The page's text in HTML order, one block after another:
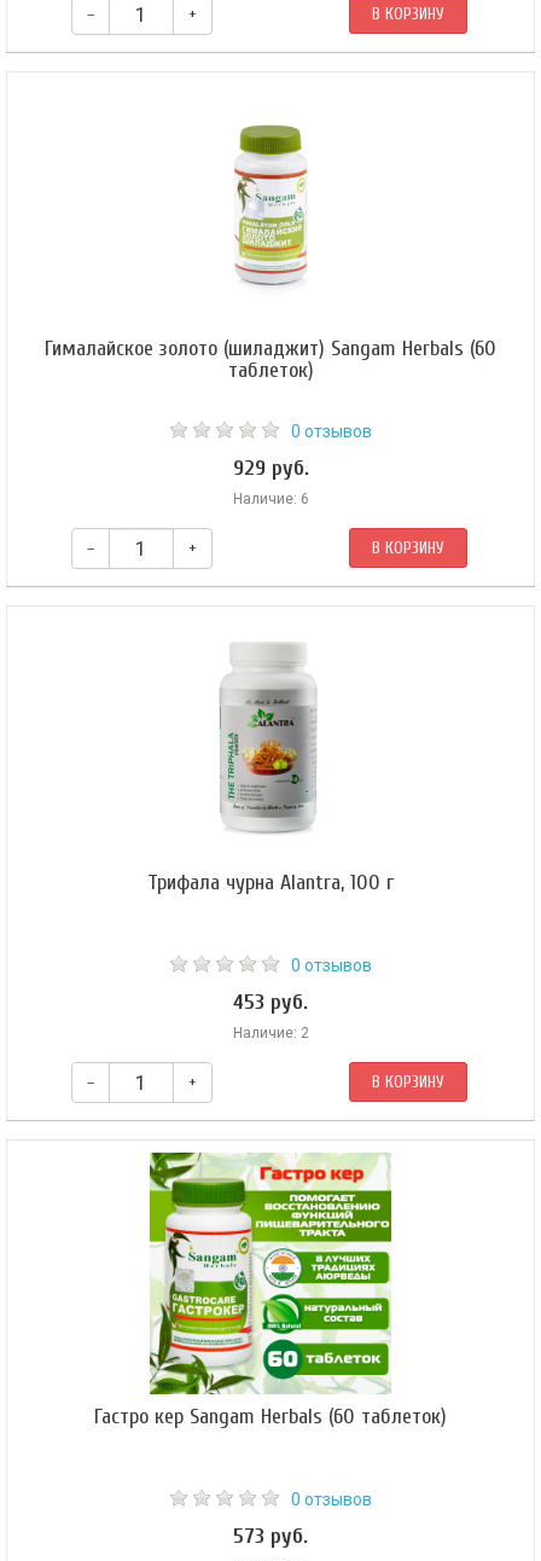
– + В КОРЗИНУ
Вермицидол — антигельминтное средство, эффективно устраняющее
паразитарной инфекции,поддерживающий и активирующий тонус
пищеварительной системы, повышающий защитные функции
иммунитета. Обладает очищающими,дектоксикационными свойствами.
Гималайское золото (шиладжит) Sangam Herbals (60
таблеток)
0 отзывов
929 руб.
Наличие: 6
– + В КОРЗИНУ
Гималайский Золото Шиладжит от Сангам Хербалс — это
эффективной поддержки здоровья при диабете. Шиладжит,
добываемый в высокогорьях Гималаев, известен своими
многочисленными полезными свойствами и используется в
традиционной медицине на протяжении веков.
Трифала чурна Alantra, 100 г
0 отзывов
453 руб.
Наличие: 2
– + В КОРЗИНУ
Трифала — это аюрведическое чудо для детоксикации и омоложения.
Гастро кер Sangam Herbals (60 таблеток)
0 отзывов
573 руб.